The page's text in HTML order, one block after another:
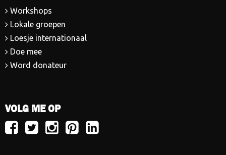
Workshops
Lokale groepen
Loesje internationaal
Doe mee
Word donateur
VOLG ME OP
VolgVolgVolgVolgVolg